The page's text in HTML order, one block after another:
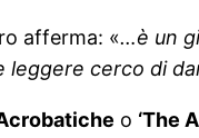
afferma: «…è un
leggere cerco di
o ‘The